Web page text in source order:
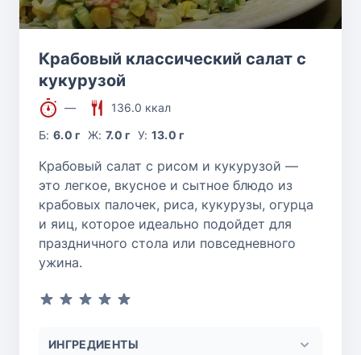
Крабовый классический салат с
кукурузой
—
136.0 ккал
Б:6.0 г Ж: 7.0 г У: 13.0 г
Крабовый салат с рисом и кукурузой —
это легкое, вкусное и сытное блюдо из
крабовых палочек, риса, кукурузы, огурца
и яиц, которое идеально подойдет для
праздничного стола или повседневного
ужина.
ИНГРЕДИЕНТЫ